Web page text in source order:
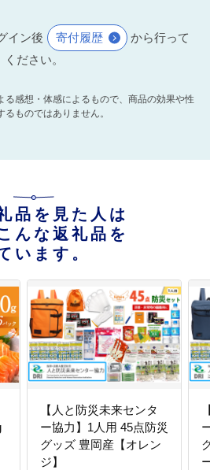
イン後 寄付履歴
から行って
ください。
感想・体感によるもので、商品の効果や性
るものではありません。
品を見た人は
んな返礼品を
います。
【人と防災未来センタ
ー協力】1人用 45点防災
グッズ 豊岡産【オレン
ジ】